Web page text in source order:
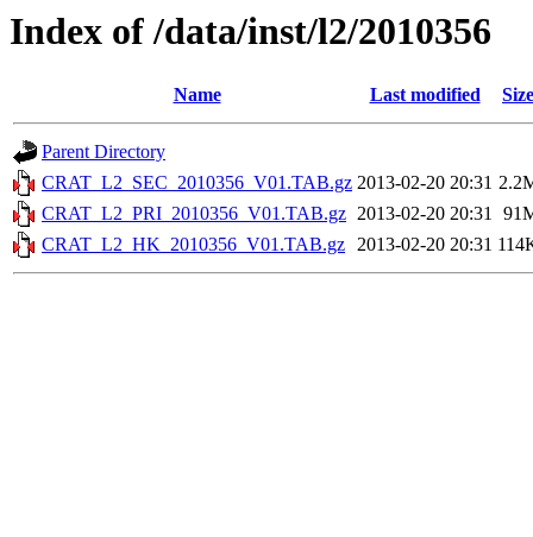
Index of /data/inst/l2/2010356
Name Last modified Size
Parent Directory
CRAT_L2_SEC_2010356_V01.TAB.gz 2013-02-20 20:31
CRAT_L2_PRI_2010356_V01.TAB.gz 2013-02-20 20:31
CRAT_L2_HK_2010356_V01.TAB.gz 2013-02-20 20:31